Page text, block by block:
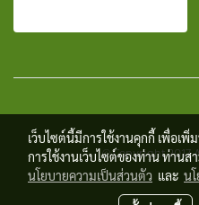
© Copyright 2017
เว็บไซต์นี้มีการใช้งานคุกกี้ เพื่อเ
การใช้งานเว็บไซต์ของท่าน ท่านส
นโยบายความเป็นส่วนตัว และ น